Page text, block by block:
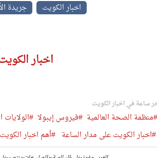
اخبار الكويت جريدة
اخبار
ساعة في اخبار الكويت
#منظمة الصحة العالمية #فيروس إيبولا #الولايات
#اخبار الكويت على مدار الساعة #أهم اخبار